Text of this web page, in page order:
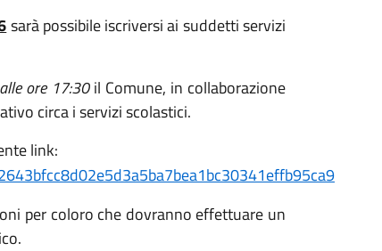
sarà possibile iscriversi ai suddetti servizi
ore 17:30il Comune, in collaborazione
circa i servizi scolastici.
link:
per coloro che dovranno effettuare un